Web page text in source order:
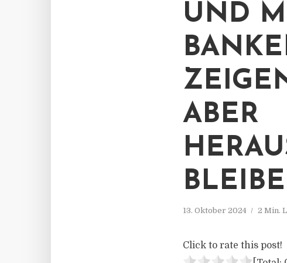
UND
EIGEN
BER H
LEIBEN
13. Oktober 2024 2 Min.
Click to rate this post!